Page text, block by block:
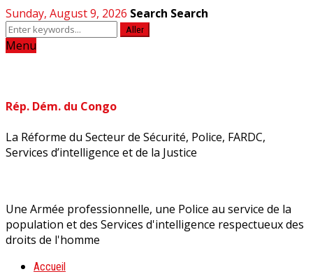
Sunday, August 9, 2026 Search Search
Aller
Menu
Rép. Dém. du Congo
La Réforme du Secteur de Sécurité, Police, FARDC,
Services d’intelligence et de la Justice
Une Armée professionnelle, une Police au service de la
population et des Services d'intelligence respectueux des
droits de l'homme
Accueil